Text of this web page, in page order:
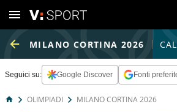
MILANO CORTINA 2026
Seguici su: Google Discover Fonti
OLIMPIADI MILANO CORTINA 2026